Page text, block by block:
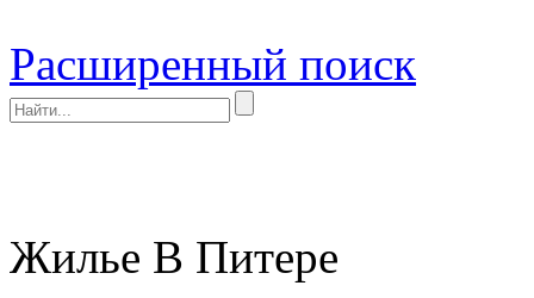
Расширенный поиск
Жилье В Питере